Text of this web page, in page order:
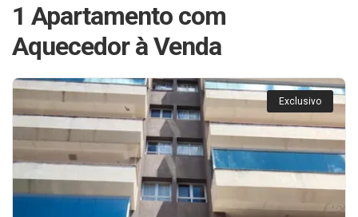
1 Apartamento com
Aquecedor à Venda
Exclusivo